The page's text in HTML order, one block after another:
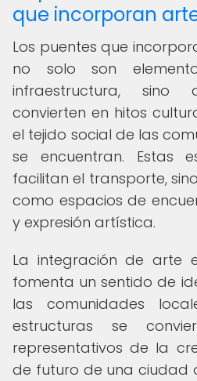
que incorporan
Los puentes que
no solo son
infraestructura,
convierten en hitos
el tejido social de las
se encuentran. Estas
facilitan el transporte,
como espacios de
y expresión artística.
La integración de arte
fomenta un sentido de
las comunidades
estructuras se
representativos de la
de futuro de una ciudad